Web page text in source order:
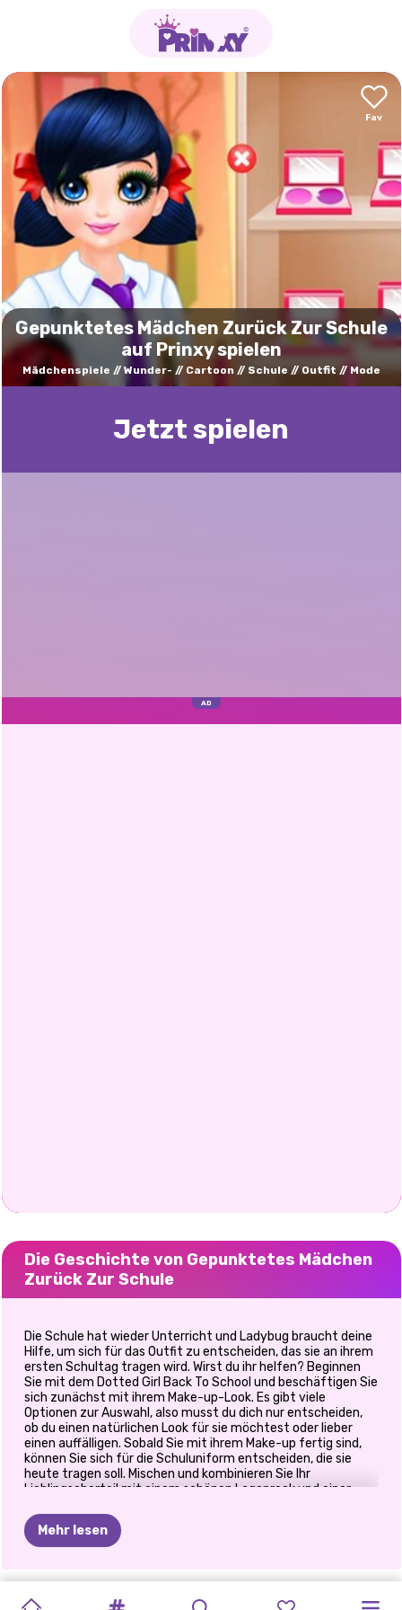
Gepunktetes Mädchen Zurück Zur Schule
auf Prinxy spielen
Mädchenspiele Wunder- Cartoon Schule Outfit Mode
Jetzt spielen
Die Geschichte von Gepunktetes Mädchen
Zurück Zur Schule
Die Schule hat wieder Unterricht und Ladybug braucht deine
Hilfe, um sich für das Outfit zu entscheiden, das sie an ihrem
ersten Schultag tragen wird. Wirst du ihr helfen? Beginnen
Sie mit dem Dotted Girl Back To School und beschäftigen Sie
sich zunächst mit ihrem Make-up-Look. Es gibt viele
Optionen zur Auswahl, also musst du dich nur entscheiden,
ob du einen natürlichen Look für sie möchtest oder lieber
einen auffälligen. Sobald Sie mit ihrem Make-up fertig sind,
können Sie sich für die Schuluniform entscheiden, die sie
heute tragen soll. Mischen und kombinieren Sie Ihr
Lieblingsoberteil mit einem schönen Lagenrock und einer
zusammen, mit dem Sie sie anziehen können. Als nächstes
statten Sie ihren Look mit Schuhen, Schmuck und einer
trendigen Schultasche aus und vergessen Sie nicht, auch
Dress Up Games online auf Prinxy.app!
Mehr lesen
ELLIE
MANGA-
PRINZESSINNEN
PRINZESSIN SUPERHELD PRINZESSINNEN